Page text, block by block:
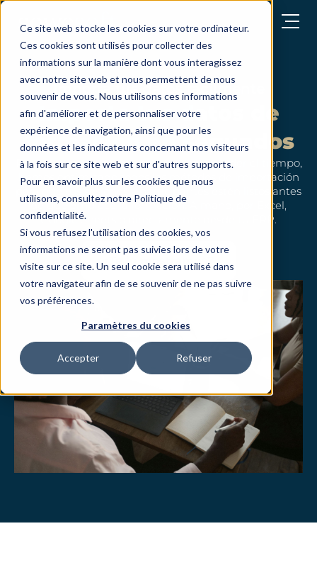
Ce site web stocke les cookies sur votre ordinateur.
Ces cookies sont utilisés pour collecter des
informations sur la manière dont vous interagissez
avec notre site web et nous permettent de nous
souvenir de vous. Nous utilisons ces informations
afin d'améliorer et de personnaliser votre
expérience de navigation, ainsi que pour les
données et les indicateurs concernant nos visiteurs
à la fois sur ce site web et sur d'autres supports.
Pour en savoir plus sur les cookies que nous
utilisons, consultez notre Politique de
confidentialité.
Si vous refusez l'utilisation des cookies, vos
informations ne seront pas suivies lors de votre
visite sur ce site. Un seul cookie sera utilisé dans
votre navigateur afin de se souvenir de ne pas suivre
vos préférences.
Paramètres du cookies
Accepter Refuser
abrir el menú
Importa tus datos fácilmente
Importa tus datos de
formación en segundos
Porque nosotros tampoco queremos perder el tiempo,
hemos optimizado todos los métodos de importación
para que tus sesiones y participantes estén listos antes
de que empiece la formación. A mano, por Excel,
Google Sheets o directamente desde tu ERP.
¿Te lo mostramos?